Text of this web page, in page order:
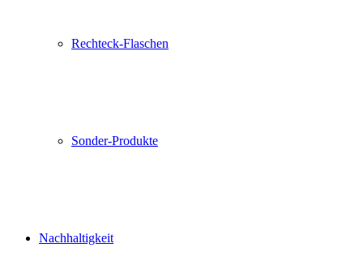
Rechteck-Flaschen
Sonder-Produkte
Nachhaltigkeit